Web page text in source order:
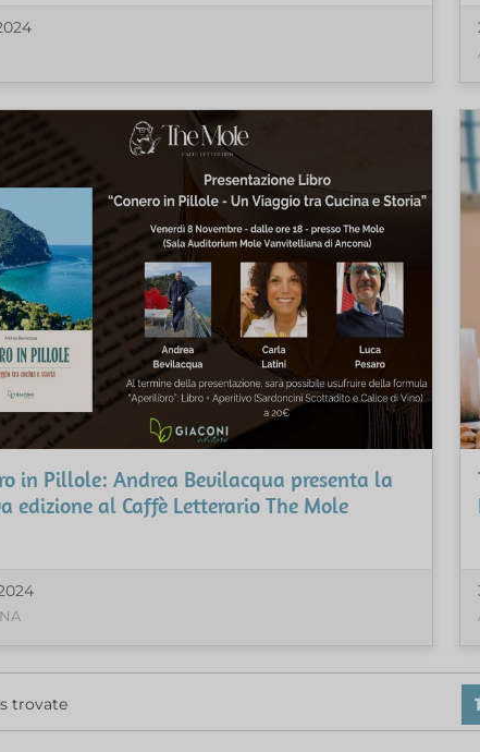
in Pillole: Andrea Bevilacqua presenta la
edizione al Caffè Letterario The Mole
trovate 1